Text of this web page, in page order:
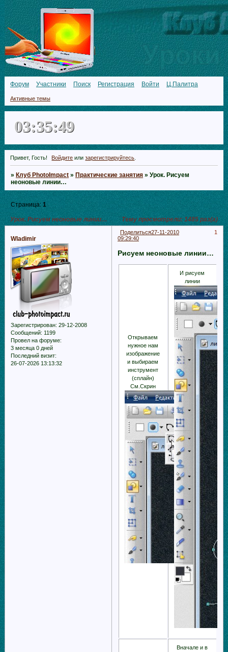
Форум Участники Поиск Регистрация Войти Ц.Палитра
Активные темы
03:35:50
Привет, Гость! Войдите илизарегистрируйтесь
»Клуб PhotoImpact »Практические занятия »Урок. Рисуем
неоновые линии…
Урок. Рисуем неоновые линии… Тему просмотрели:1485 раз(а)
Страница:1
Поделиться 1
27-11-2010
09:29:40
Wladimir
Зарегистрирован: 29-12-2008
Сообщений: 1199
Провел на форуме:
3 месяца 0 дней
Последний визит:
26-07-2026 13:13:32
Рисуем неоновые линии…
Открываем
нужное нам
изображение
и выбираем
инструмент
(сплайн)
См.Скрин
И рисуем
линии
Вначале и в